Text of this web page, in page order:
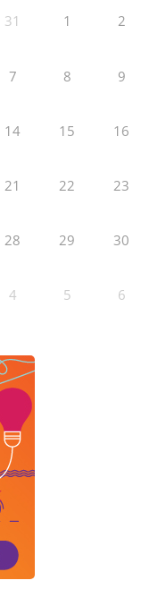
31 1 2
7 8 9
14 15 16
21 22 23
28 29 30
4 5 6